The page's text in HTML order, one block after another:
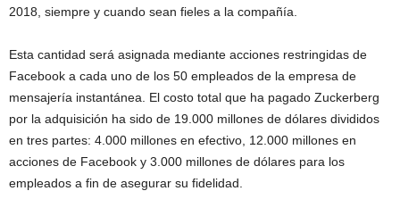
2018, siempre y cuando sean fieles a la compañía.
Esta cantidad será asignada mediante acciones restringidas de
Facebook a cada uno de los 50 empleados de la empresa de
mensajería instantánea. El costo total que ha pagado Zuckerberg
por la adquisición ha sido de 19.000 millones de dólares divididos
en tres partes: 4.000 millones en efectivo, 12.000 millones en
acciones de Facebook y 3.000 millones de dólares para los
empleados a fin de asegurar su fidelidad.